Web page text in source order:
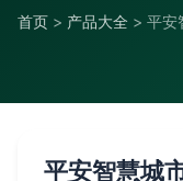
首页 > 产品大全 > 平安
平安智慧城